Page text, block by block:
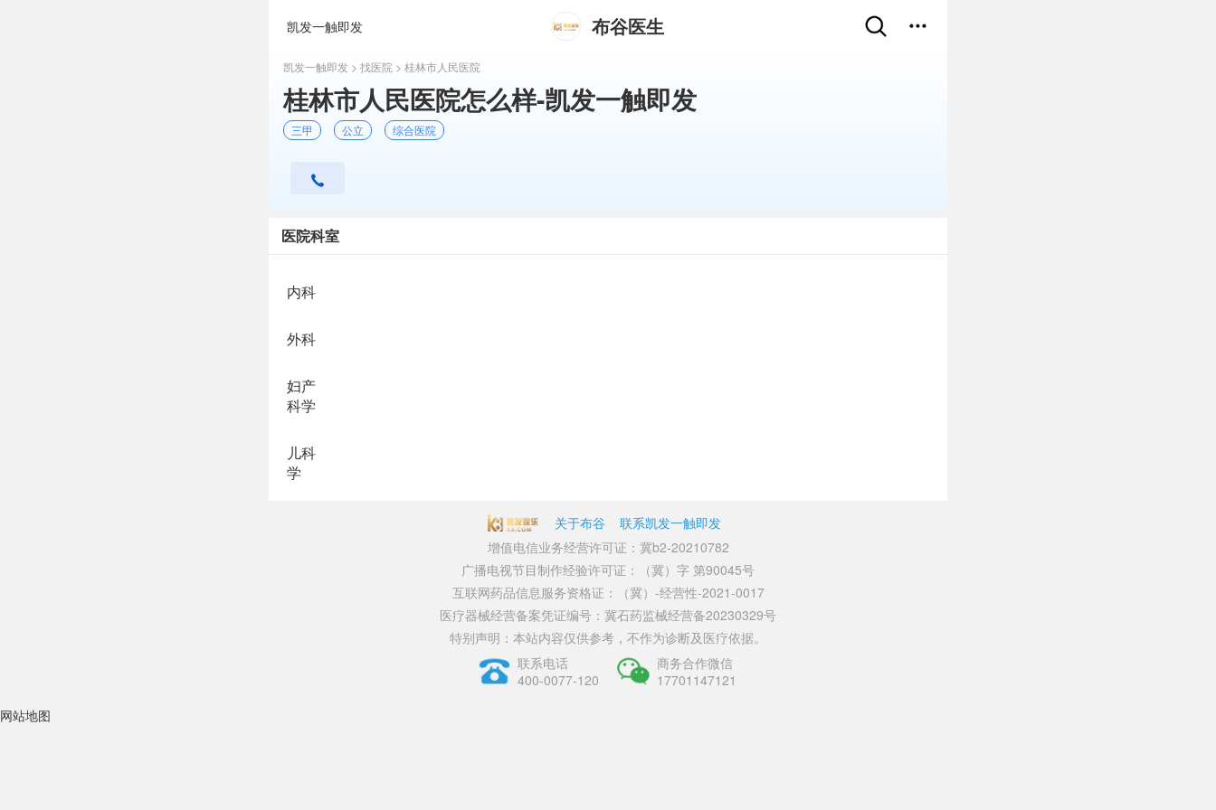
凯发一触即发 布谷医生
凯发一触即发 > 找医院 > 桂林市人民医院
桂林市人民医院怎么样-凯发一触即发
三甲 公立 综合医院
医院科室
内科
外科
妇产
科学
儿科
学
关于布谷
联系凯发一触即发
增值电信业务经营许可证：冀b2-20210782
广播电视节目制作经验许可证：（冀）字 第90045号
互联网药品信息服务资格证：（冀）-经营性-2021-0017
医疗器械经营备案凭证编号：冀石药监械经营备20230329号
特别声明：本站内容仅供参考，不作为诊断及医疗依据。
联系电话
400-0077-120
商务合作微信
17701147121
网站地图